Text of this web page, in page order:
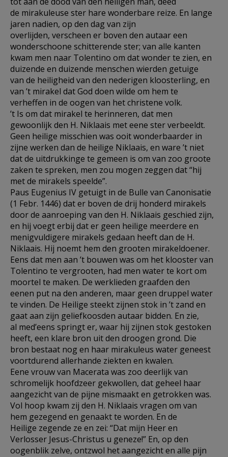
de mirakuleuse ster hare wonderbare reize. En lange
jaren nadien, op den dag van zijn
overlijden, verscheen er boven den autaar een
wonderschoone schitterende ster; van alle kanten
kwam men naar Tolentino om dat wonder te zien, en
duizende en duizende menschen wierden getuige
van de heiligheid van den nederigen kloosterling, en
van ’t mirakel dat God doen wilde om hem te
verheffen in de oogen van het christene volk.
’t Is om dat mirakel te herinneren, dat men
gewoonlijk den H. Niklaais met eene ster verbeeldt.
Geen heilige misschien was ooit wonderbaarder in
zijne werken dan de heilige Niklaais, en ware ’t niet
dat de uitdrukkinge te gemeen is om van zoo groote
zaken te spreken, men zou mogen zeggen dat “hij
met de mirakels speelde”.
Paus Eugenius IV getuigt in de Bulle van Canonisatie
(1 Febr. 1446) dat er boven de drij honderd mirakels
door de aanroeping van den H. Niklaais geschied zijn,
en hij voegt erbij dat er geen heilige meerdere en
menigvuldigere mirakels gedaan heeft dan de H.
Niklaais. Hij noemt hem den grooten mirakeldoener.
Eens dat men aan ’t bouwen was om het klooster van
Tolentino te vergrooten, had men water te kort om
moortel te maken. De werklieden graafden den
eenen put na den anderen, maar geen druppel water
te vinden. De Heilige steekt zijnen stok in ’t zand en
gaat aan zijn geliefkoosden autaar bidden. En zie,
al med’eens springt er, waar hij zijnen stok gestoken
heeft, een klare bron uit den droogen grond. Die
bron bestaat nog en haar mirakuleus water geneest
voortdurend allerhande ziekten en kwalen.
Eene vrouw van Macerata was zoo deerlijk van
schromelijk hoofdzeer gekwollen, dat geheel haar
aangezicht van de pijne mismaakt en getrokken was.
Vol hoop kwam zij den H. Niklaais vragen om van
hem gezegend en genaakt te worden. En de
Heilige zegende ze en zei: “Dat mijn Heer en
Verlosser Jesus-Christus u geneze!” En, op den
oogenblik zelve, ontzwol het aangezicht en alle pijn